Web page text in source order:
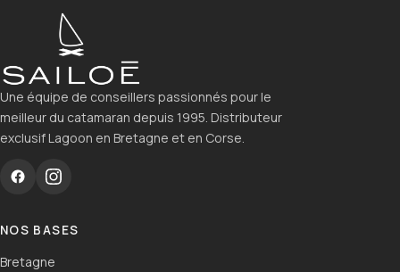
Une équipe de conseillers passionnés pour le
meilleur du catamaran depuis 1995. Distributeur
exclusif Lagoon en Bretagne et en Corse.
NOS BASES
Bretagne